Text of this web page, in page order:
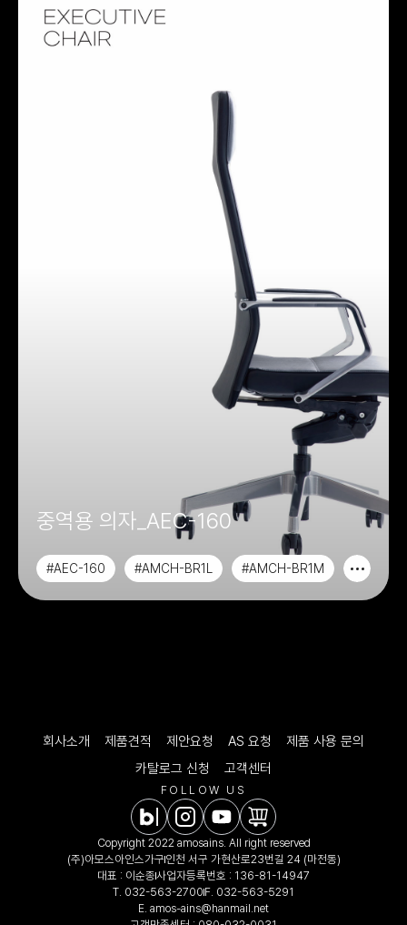
중역용 의자_AEC-160
#AEC-160 #AMCH-BR1L
#AMCH-BR1M
회사소개 제품견적 제안요청 AS 요청
제품 사용 문의
카탈로그 신청
고객센터
FOLLOW US
Copyright 2022 amosains. All right reserved
(주)아모스아인스가구인천 서구 가현산로23번길 24 (마전동)
대표 : 이순종사업자등록번호 : 136-81-14947
T. 032-563-2700 F. 032-563-5291
E. amos-ains@hanmail.net